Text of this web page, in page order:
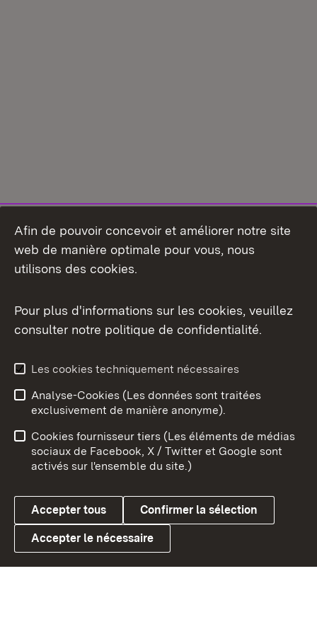
Aperçu des thèmes
Link zum Landesportal
Conseils d'utilisation
Confidentialité
Cookies
Afin de pouvoir concevoir et améliorer notre site
web de manière optimale pour vous, nous
utilisons des cookies.
Pour plus d'informations sur les cookies, veuillez
consulter notre politique de confidentialité.
Les cookies techniquement nécessaires
Analyse-Cookies (Les données sont traitées
exclusivement de manière anonyme).
Cookies fournisseur tiers (Les éléments de médias
sociaux de Facebook, X / Twitter et Google sont
activés sur l'ensemble du site.)
Accepter tous Confirmer la sélection
Accepter le nécessaire